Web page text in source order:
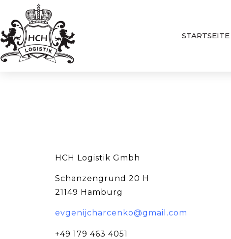
STARTSEITE
HCH Logistik Gmbh
Schanzengrund 20 H
21149 Hamburg
evgenijcharcenko@gmail.com
+49 179 463 4051